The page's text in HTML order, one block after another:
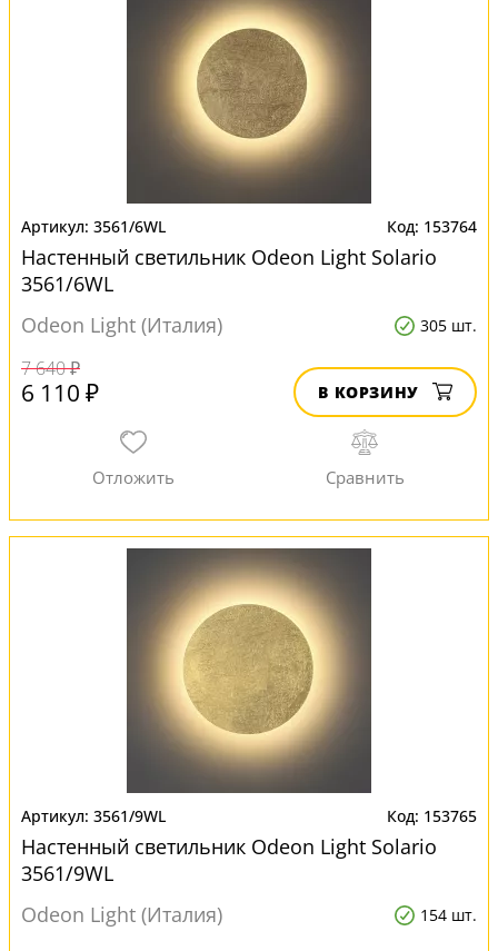
3561/6WL 153764
Настенный светильник Odeon Light Solario
3561/6WL
Odeon Light (Италия)
305 шт.
7 640 ₽
6 110 ₽ В КОРЗИНУ
3561/9WL 153765
Настенный светильник Odeon Light Solario
3561/9WL
Odeon Light (Италия)
154 шт.